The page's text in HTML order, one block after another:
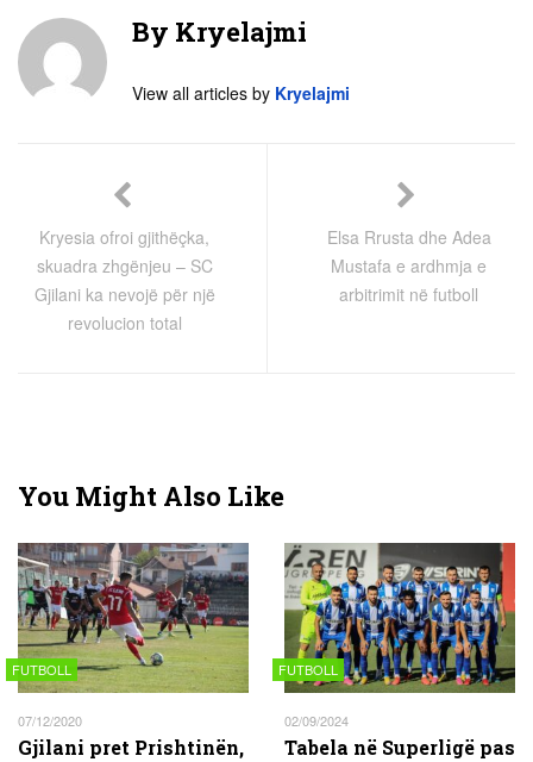
By Kryelajmi
View all articles by Kryelajmi
Kryesia ofroi gjithëçka,
skuadra zhgënjeu – SC
Gjilani ka nevojë për një
revolucion total
Elsa Rrusta dhe Adea
Mustafa e ardhmja e
arbitrimit në futboll
You Might Also Like
FUTBOLL
07/12/2020
Gjilani pret Prishtinën,
FUTBOLL
02/09/2024
Tabela në Superligë pas